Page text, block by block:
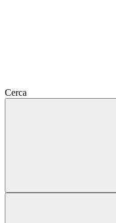
Cerca